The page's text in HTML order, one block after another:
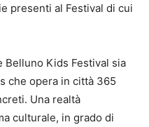
presenti al Festival di cui
Kids Festival sia
che opera in città 365
Una realtà
culturale, in grado di